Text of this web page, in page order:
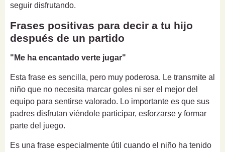
seguir disfrutando.
Frases positivas para decir a tu hijo
después de un partido
"Me ha encantado verte jugar"
Esta frase es sencilla, pero muy poderosa. Le transmite al
niño que no necesita marcar goles ni ser el mejor del
equipo para sentirse valorado. Lo importante es que sus
padres disfrutan viéndole participar, esforzarse y formar
parte del juego.
Es una frase especialmente útil cuando el niño ha tenido